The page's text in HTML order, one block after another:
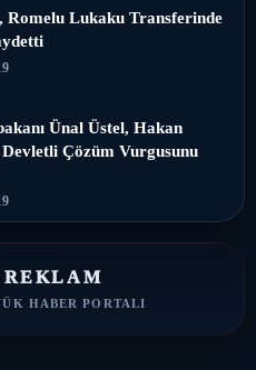
Romelu Lukaku Transferinde
Ünal Üstel, Hakan
Çözüm Vurgusunu
REKLAM
HABER PORTALI